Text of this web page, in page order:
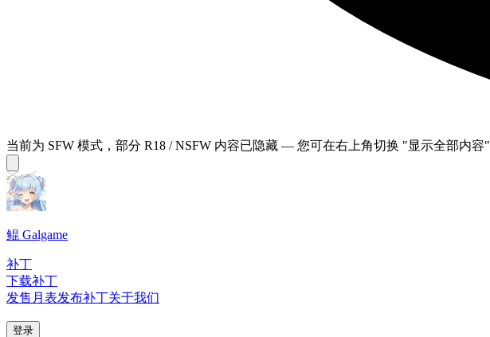
当前为 SFW 模式，部分 R18 / NSFW 内容已隐藏 — 您可在右上角切换 "显示全部内容"
鲲 Galgame
补丁
下载补丁
发售月表发布补丁关于我们
登录